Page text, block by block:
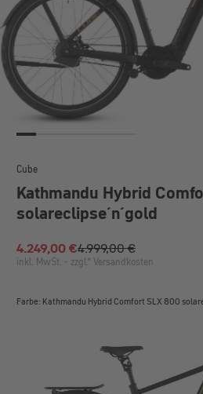
Cube
Kathmandu Hybrid
solareclipse´n´gold
Verkaufspreis:
4.249,00 €4.999,00 €
inkl. MwSt. - zzgl.* Versandkosten
Farbe: Kathmandu Hybrid Comfort SLX 800